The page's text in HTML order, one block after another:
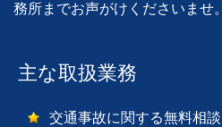
務所までお声がけくださいませ。
主な取扱業務
交通事故に関する無料相談